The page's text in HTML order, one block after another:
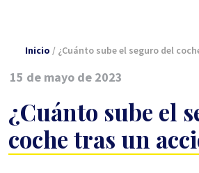
Inicio / ¿Cuánto sube el seguro del
15 de mayo de 2023
¿Cuánto sube el
coche tras un